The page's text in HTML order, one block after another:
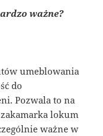
ważne?
umeblowania
do
Pozwala to na
lokum
ważne w